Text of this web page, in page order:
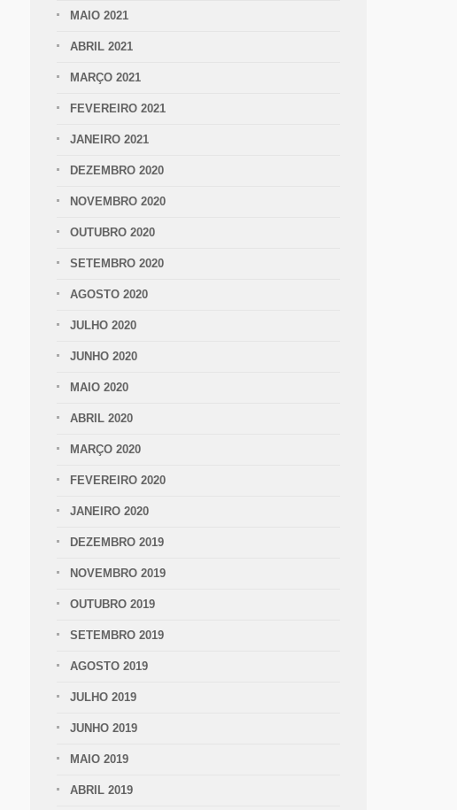
MAIO 2021
ABRIL 2021
MARÇO 2021
FEVEREIRO 2021
JANEIRO 2021
DEZEMBRO 2020
NOVEMBRO 2020
OUTUBRO 2020
SETEMBRO 2020
AGOSTO 2020
JULHO 2020
JUNHO 2020
MAIO 2020
ABRIL 2020
MARÇO 2020
FEVEREIRO 2020
JANEIRO 2020
DEZEMBRO 2019
NOVEMBRO 2019
OUTUBRO 2019
SETEMBRO 2019
AGOSTO 2019
JULHO 2019
JUNHO 2019
MAIO 2019
ABRIL 2019